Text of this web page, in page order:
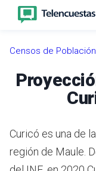
Censos de Población
Curicó es una de
región de Maule.